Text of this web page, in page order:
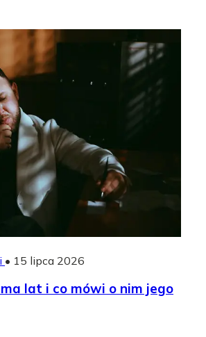
• 15 lipca 2026
lat i co mówi o nim jego